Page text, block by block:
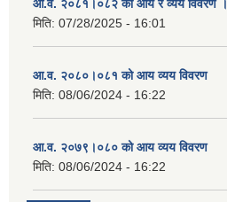
आ.व. २०८१।०८२ को आय र व्यय विवरण ।
मिति: 07/28/2025 - 16:01
आ.व. २०८०।०८१ को आय व्यय विवरण
मिति: 08/06/2024 - 16:22
आ.व. २०७९।०८० को आय व्यय विवरण
मिति: 08/06/2024 - 16:22